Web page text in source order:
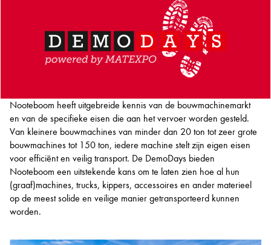
Nooteboom heeft uitgebreide kennis van de bouwmachinemarkt
en van de specifieke eisen die aan het vervoer worden gesteld.
Van kleinere bouwmachines van minder dan 20 ton tot zeer grote
bouwmachines tot 150 ton, iedere machine stelt zijn eigen eisen
voor efficiënt en veilig transport. De DemoDays bieden
Nooteboom een uitstekende kans om te laten zien hoe al hun
(graaf)machines, trucks, kippers, accessoires en ander materieel
op de meest solide en veilige manier getransporteerd kunnen
worden.